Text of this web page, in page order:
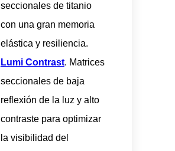
seccionales de titanio
con una gran memoria
elástica y resiliencia.
Lumi Contrast. Matrices
seccionales de baja
reflexión de la luz y alto
contraste para optimizar
la visibilidad del